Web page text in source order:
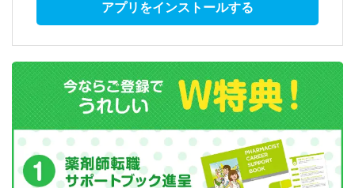
アプリをインストールする